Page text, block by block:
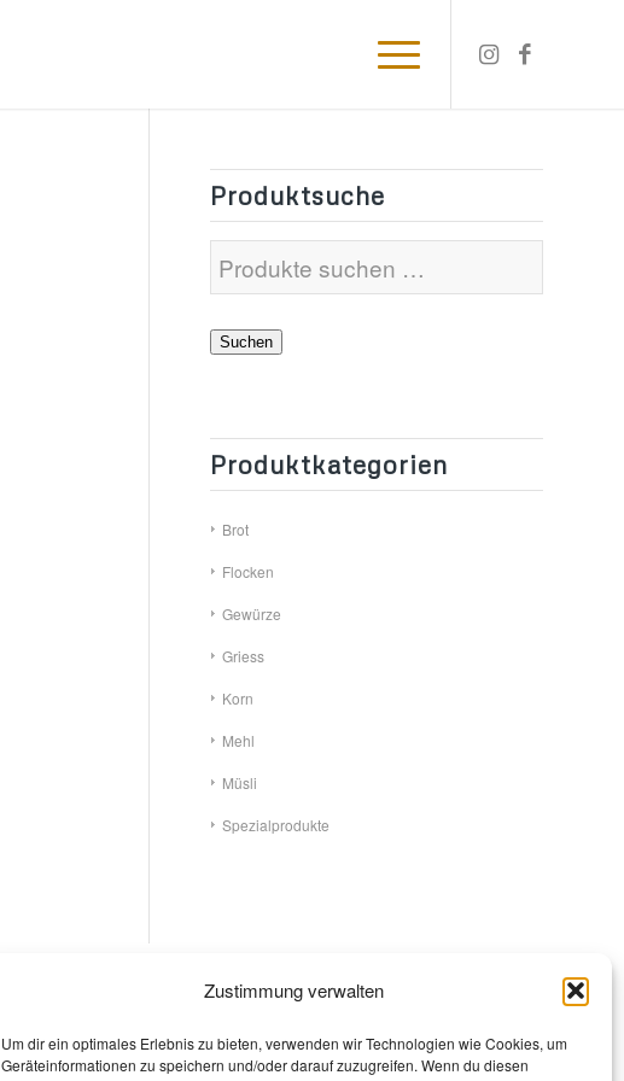
Zustimmung verwalten
Um dir ein optimales Erlebnis zu bieten, verwenden wir Technologien wie Cookies, um
Geräteinformationen zu speichern und/oder darauf zuzugreifen. Wenn du diesen
Produktsuche
Suchen
Produktkategorien
Brot
Flocken
Gewürze
Griess
Korn
Mehl
Müsli
Spezialprodukte